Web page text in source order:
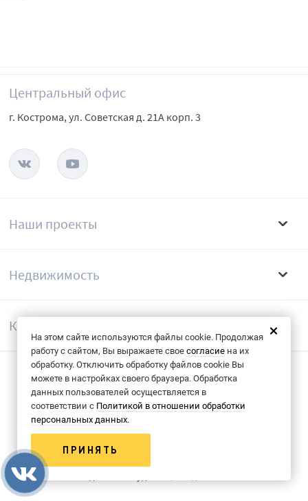
На этом сайте используются файлы cookie. Продолжая
работу с сайтом, Вы выражаете свое согласие на их
обработку. Отключить обработку файлов cookie Вы
можете в настройках своего браузера. Обработка
данных пользователей осуществляется в
соответствии с Политикой в отношении обработки
персональных данных.
ПРИНЯТЬ
Наши проекты
Недвижимость
Компания
Центральный офис
г. Кострома, ул. Советская д. 21А корп. 3
© 2013-2026 Группа компаний «КФК»
Политика конфиденциальности
Согласие на обрабоку данных